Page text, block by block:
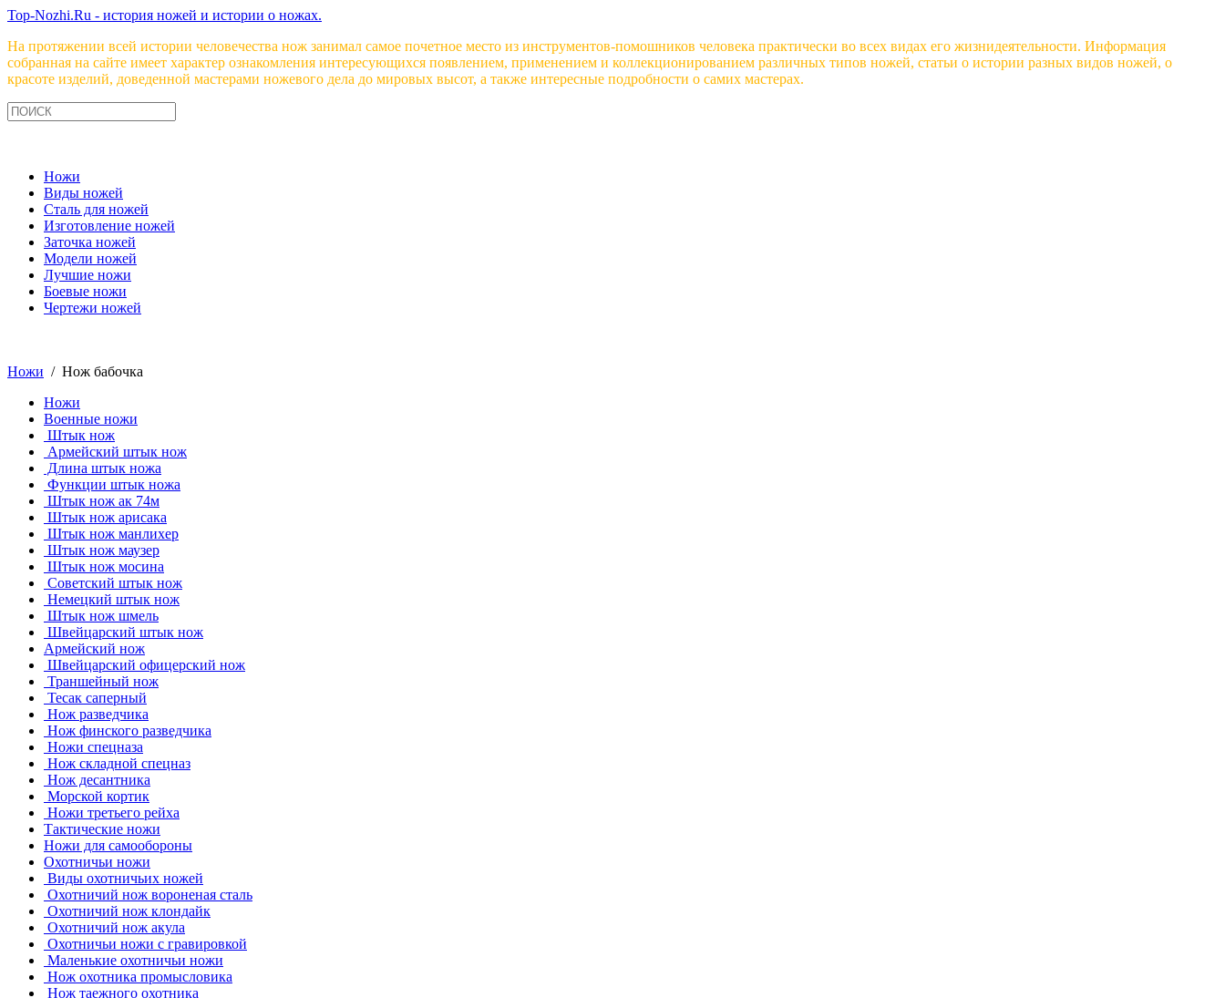
Top-Nozhi.Ru - история ножей и истории о ножах.
На протяжении всей истории человечества нож занимал самое почетное место из инструментов-помошников человека практически во всех видах его жизнидеятельности. Информация
собранная на сайте имеет характер ознакомления интересующихся появлением, применением и коллекционированием различных типов ножей, статьи о истории разных видов ножей, о
красоте изделий, доведенной мастерами ножевого дела до мировых высот, а также интересные подробности о самих мастерах.
Ножи
Виды ножей
Сталь для ножей
Изготовление ножей
Заточка ножей
Модели ножей
Лучшие ножи
Боевые ножи
Чертежи ножей
Ножи / Нож бабочка
Ножи
Военные ножи
Штык нож
Армейский штык нож
Длина штык ножа
Функции штык ножа
Штык нож ак 74м
Штык нож арисака
Штык нож манлихер
Штык нож маузер
Штык нож мосина
Советский штык нож
Немецкий штык нож
Штык нож шмель
Швейцарский штык нож
Армейский нож
Швейцарский офицерский нож
Траншейный нож
Тесак саперный
Нож разведчика
Нож финского разведчика
Ножи спецназа
Нож складной спецназ
Нож десантника
Морской кортик
Ножи третьего рейха
Тактические ножи
Ножи для самообороны
Охотничьи ножи
Виды охотничьих ножей
Охотничий нож вороненая сталь
Охотничий нож клондайк
Охотничий нож акула
Охотничьи ножи с гравировкой
Маленькие охотничьи ножи
Нож охотника промысловика
Нож таежного охотника